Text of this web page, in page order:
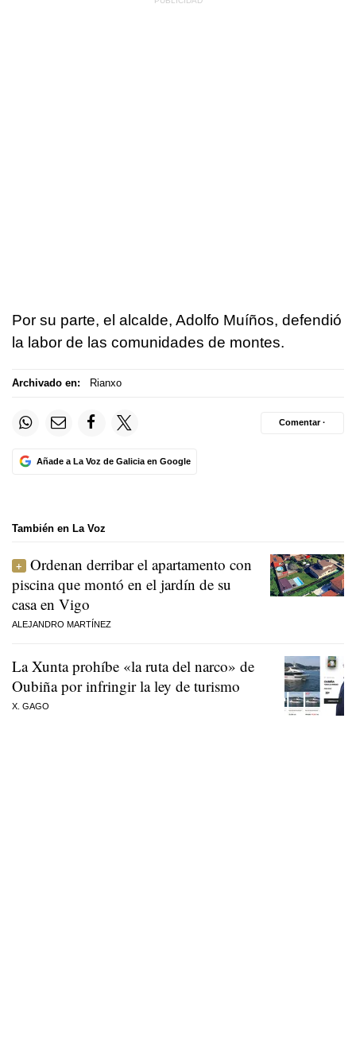
Por su parte, el alcalde, Adolfo Muíños, defendió
la labor de las comunidades de montes.
Archivado en: Rianxo
Añade a La Voz de Galicia en Google
Comentar ·
También en La Voz
Ordenan derribar el apartamento con
piscina que montó en el jardín de su
casa en Vigo
ALEJANDRO MARTÍNEZ
La Xunta prohíbe «la ruta del narco» de
Oubiña por infringir la ley de turismo
X. GAGO